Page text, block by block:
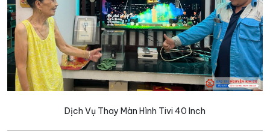
Dịch Vụ Thay Màn Hình Tivi 40 Inch